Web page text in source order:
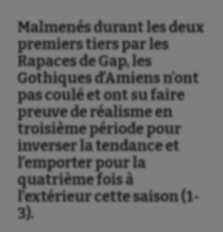
Malmenés durant les deux
premiers tiers par les
Rapaces de Gap, les
Gothiques d’Amiens n’ont
pas coulé et ont su faire
preuve de réalisme en
troisième période pour
inverser la tendance et
l’emporter pour la
quatrième fois à
l’extérieur cette saison (1-
3).